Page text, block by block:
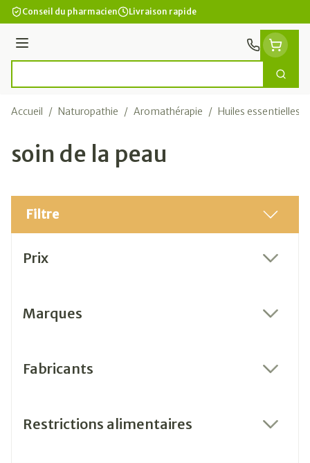
Aller au contenu
Conseil du pharmacien Livraison rapide
Menu
Accueil / Naturopathie / Aromathérapie / Huiles essentielles
soin de la peau
Filtre
Prix
Marques
Fabricants
Restrictions alimentaires